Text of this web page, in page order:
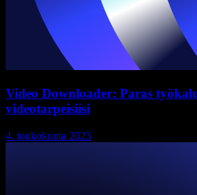
Video Downloader: Paras
videotarpeisiisi
4. toukokuuta 2023